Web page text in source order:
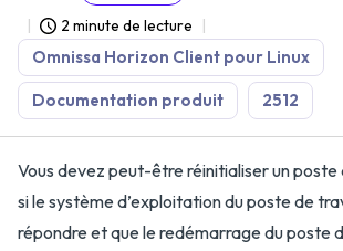
2 minute de lecture
Omnissa Horizon Client pour Linux
Documentation produit 2512
Vous devez peut-être réinitialiser un
si le système d’exploitation du poste de
répondre et que le redémarrage du poste